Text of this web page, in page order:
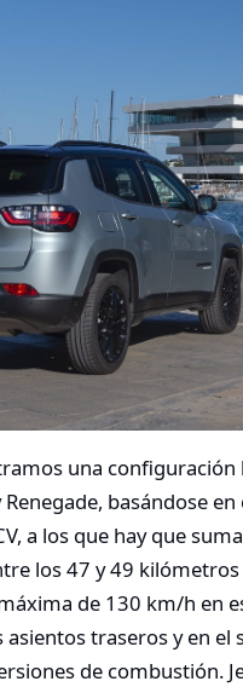
una
Renegade, basándose
a los que hay que
los 47 y 49
de 130 km/h en
asientos traseros y en
de combustión.